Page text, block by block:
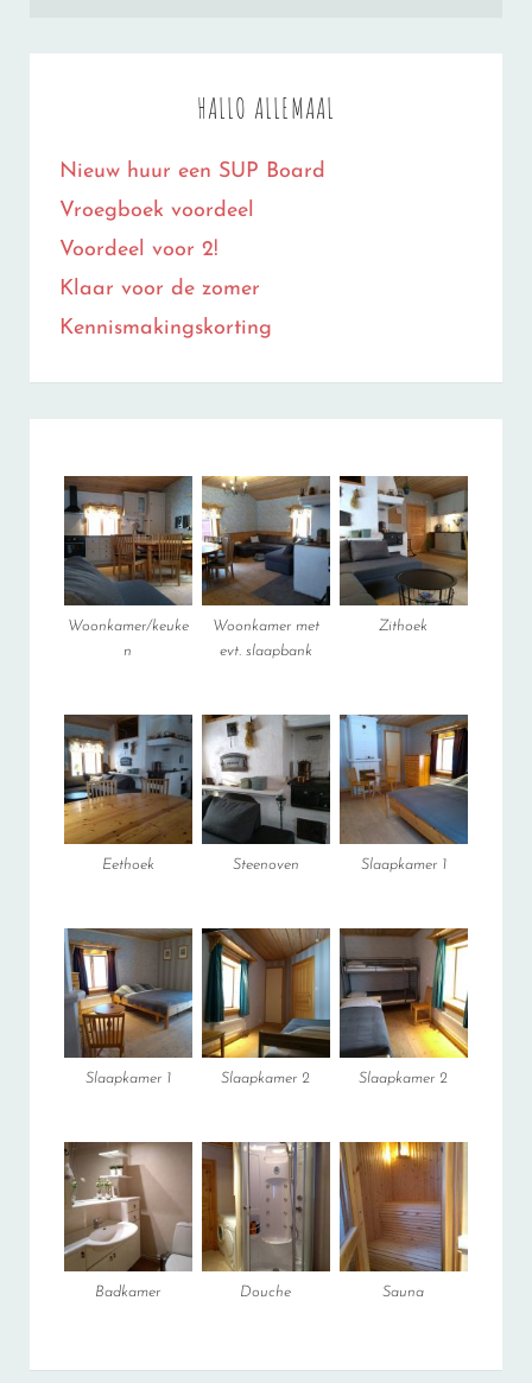
HALLO ALLEMAAL
Nieuw huur een SUP Board
Vroegboek voordeel
Voordeel voor 2!
Klaar voor de zomer
Kennismakingskorting
Woonkamer/keuke
n
Woonkamer met
evt. slaapbank
Zithoek
Eethoek Steenoven Slaapkamer 1
Slaapkamer 1 Slaapkamer 2 Slaapkamer 2
Badkamer Douche Sauna